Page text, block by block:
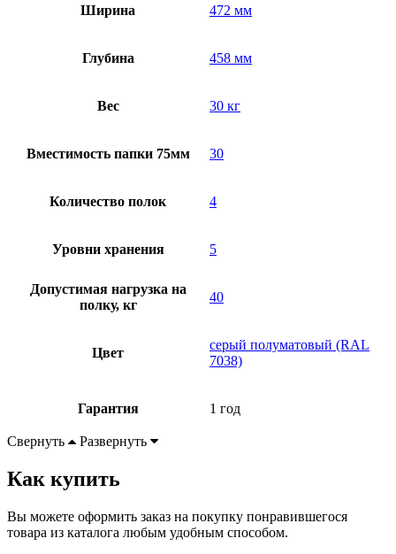
Ширина 472 мм
Глубина 458 мм
Вес 30 кг
Вместимость папки 75мм 30
Количество полок 4
Уровни хранения 5
Допустимая нагрузка на
полку, кг
40
Цвет
серый полуматовый (RAL
7038)
Гарантия 1 год
Свернуть Развернуть
Как купить
Вы можете оформить заказ на покупку понравившегося
товара из каталога любым удобным способом.